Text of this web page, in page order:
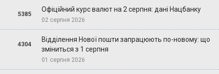
5385
Офіційний курс валют на 2 серпня: дані Нацбанку
02 серпня 2026
4304
Відділення Нової пошти запрацюють по-новому: що
зміниться з 1 серпня
01 серпня 2026